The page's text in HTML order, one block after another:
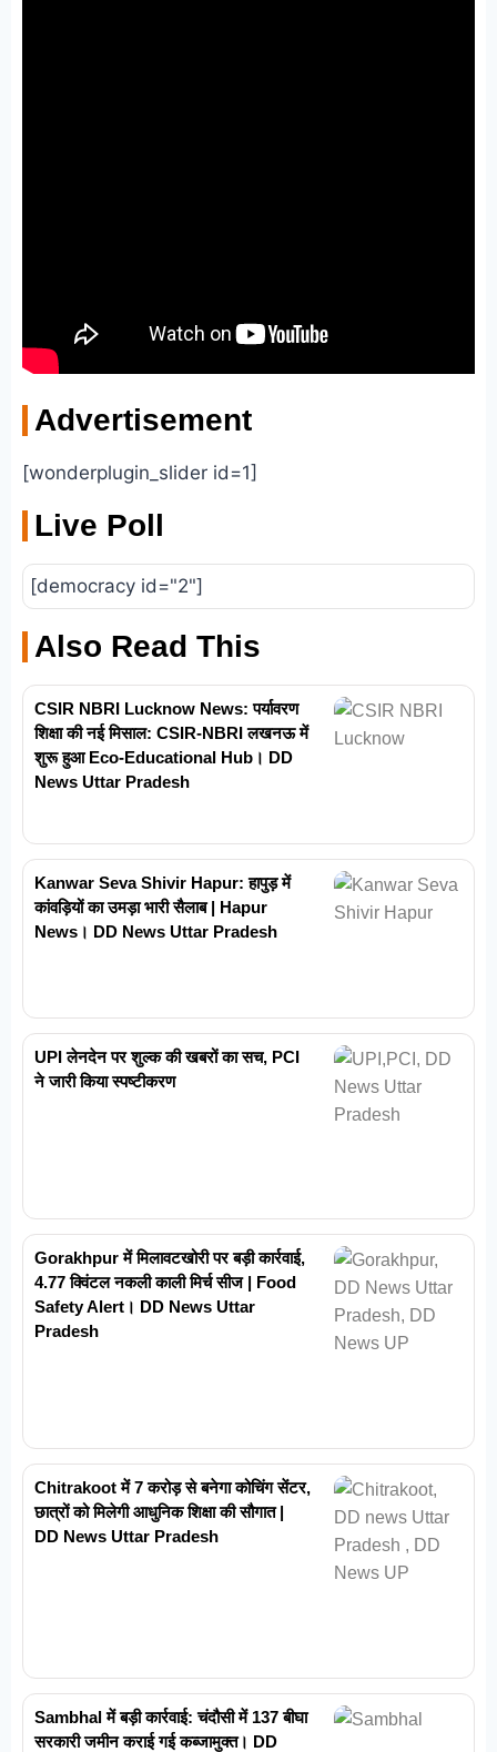
Advertisement
[wonderplugin_slider id=1]
Live Poll
[democracy id="2"]
Also Read This
CSIR NBRI Lucknow News: पर्यावरण
शिक्षा की नई मिसाल: CSIR-NBRI लखनऊ में
शुरू हुआ Eco-Educational Hub। DD
News Uttar Pradesh
Kanwar Seva Shivir Hapur: हापुड़ में
कांवड़ियों का उमड़ा भारी सैलाब | Hapur
News। DD News Uttar Pradesh
UPI लेनदेन पर शुल्क की खबरों का सच, PCI
ने जारी किया स्पष्टीकरण
Gorakhpur में मिलावटखोरी पर बड़ी कार्रवाई,
4.77 क्विंटल नकली काली मिर्च सीज | Food
Safety Alert। DD News Uttar
Pradesh
Chitrakoot में 7 करोड़ से बनेगा कोचिंग सेंटर,
छात्रों को मिलेगी आधुनिक शिक्षा की सौगात |
DD News Uttar Pradesh
Sambhal में बड़ी कार्रवाई: चंदौसी में 137 बीघा
सरकारी जमीन कराई गई कब्जामुक्त। DD